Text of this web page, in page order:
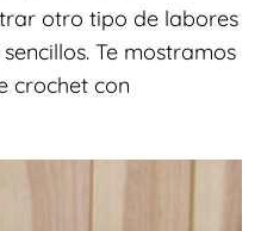
otro tipo de labores
Te mostramos
crochet con